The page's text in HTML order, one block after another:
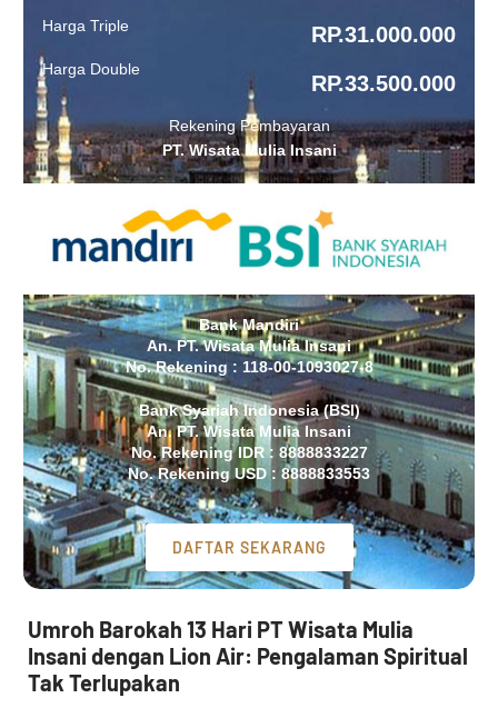
Harga Triple
Harga Double
RP.31.000.000
RP.33.500.000
Rekening Pembayaran
PT. Wisata Mulia Insani
Bank Mandiri
An. PT. Wisata Mulia Insani
No. Rekening : 118-00-1093027-8
Bank Syariah Indonesia (BSI)
An. PT. Wisata Mulia Insani
No. Rekening IDR : 8888833227
No. Rekening USD : 8888833553
DAFTAR SEKARANG
Umroh Barokah 13 Hari PT Wisata Mulia
Insani dengan Lion Air: Pengalaman Spiritual
Tak Terlupakan